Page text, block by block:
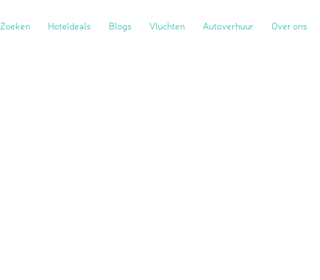
Zoeken Hoteldeals Blogs Vluchten Autoverhuur Over ons